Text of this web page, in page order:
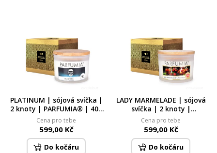
PLATINUM | sójová svíčka |
2 knoty | PARFUMIA® | 400
ml
Cena pro tebe
599,00 Kč
Do kočáru
LADY MARMELADE | sójová
svíčka | 2 knoty |
PARFUMIA® | 400 ml
Cena pro tebe
599,00 Kč
Do kočáru